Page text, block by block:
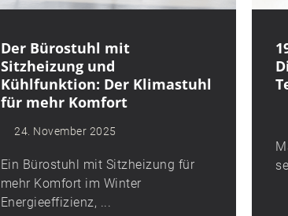
Der Bürostuhl mit
Sitzheizung und
Kühlfunktion: Der Klimastuhl
für mehr Komfort
24. November 2025
Ein Bürostuhl mit Sitzheizung für
mehr Komfort im Winter
Energieeffizienz, ...